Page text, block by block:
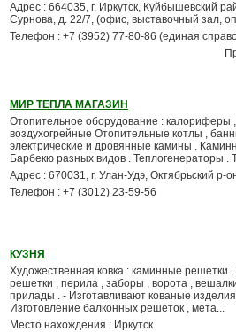
Адрес : 664035, г. Иркутск, Куйбышевский
Сурнова, д. 22/7, (офис, выставочный зал,
Телефон : +7 (3952) 77-80-86 (единая
МИР ТЕПЛА МАГАЗИН
Отопительное оборудование : калориферы
воздухогрейные Отопительные котлы ,
электрические и дровянные камины .
Барбекю разных видов . Теплогенераторы .
Адрес : 670031, г. Улан-Удэ, Октябрьский р-
Телефон : +7 (3012) 23-59-56
КУЗНЯ
Художественная ковка : каминные решетки
решетки , перила , заборы , ворота ,
прилады . - Изготавливают кованые
Изготовление балконных решеток , мета...
Место нахождения : Иркутск